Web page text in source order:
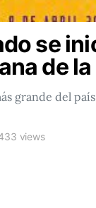
se
de
grande del
views